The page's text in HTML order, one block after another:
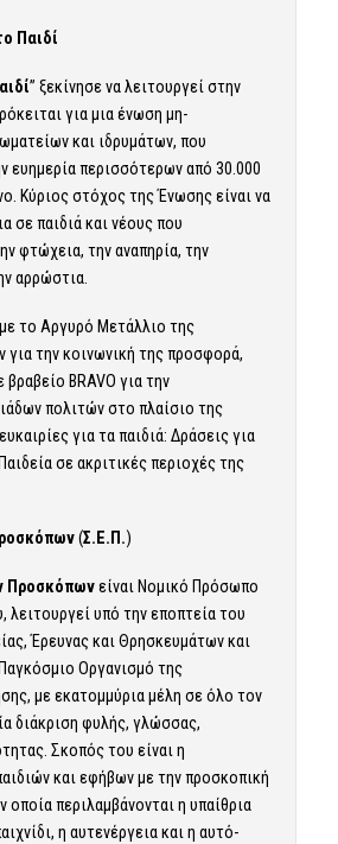
Παιδί
” ξεκίνησε να λειτουργεί στην
για μια ένωση μη-
και ιδρυμάτων, που
ευημερία περισσότερων από 30.000
Κύριος στόχος της Ένωσης είναι να
σε παιδιά και νέους που
φτώχεια, την αναπηρία, την
αρρώστια.
το Αργυρό Μετάλλιο της
για την κοινωνική της προσφορά,
BRAVO για την
πολιτών στο πλαίσιο της
για τα παιδιά: Δράσεις για
σε ακριτικές περιοχές της
(Σ.Ε.Π.)
Προσκόπωνείναι Νομικό Πρόσωπο
λειτουργεί υπό την εποπτεία του
Έρευνας και Θρησκευμάτων και
Οργανισμό της
με εκατομμύρια μέλη σε όλο τον
διάκριση φυλής, γλώσσας,
Σκοπός του είναι η
και εφήβων με την προσκοπική
οποία περιλαμβάνονται η υπαίθρια
η αυτενέργεια και η αυτό-